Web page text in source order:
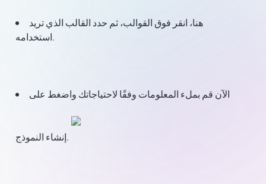
هنا، انقر فوق القوالب، ثم حدد القالب الذي تريد
استخدامه.
الآن قم بملء المعلومات وفقًا لاحتياجاتك واضغط على
إنشاء النموذج.